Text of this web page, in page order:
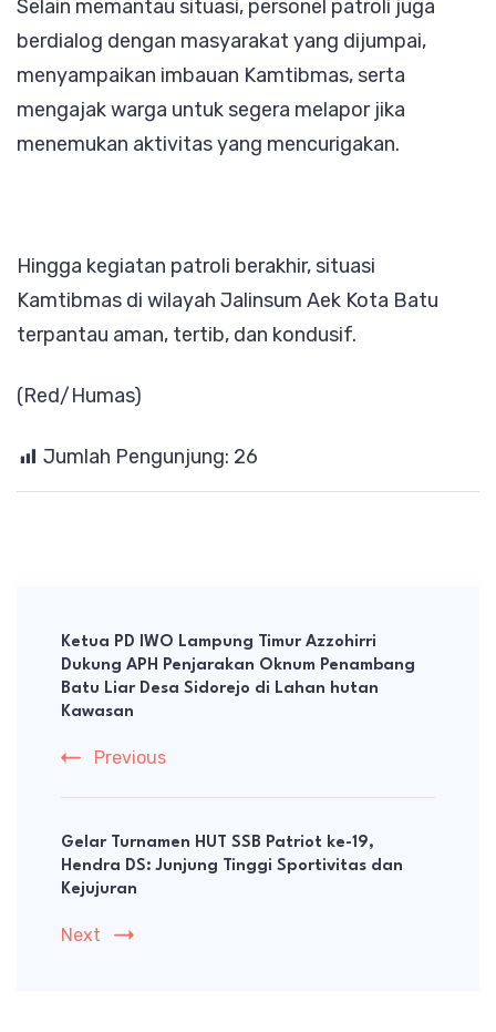
Selain memantau situasi, personel patroli juga
berdialog dengan masyarakat yang dijumpai,
menyampaikan imbauan Kamtibmas, serta
mengajak warga untuk segera melapor jika
menemukan aktivitas yang mencurigakan.
Hingga kegiatan patroli berakhir, situasi
Kamtibmas di wilayah Jalinsum Aek Kota Batu
terpantau aman, tertib, dan kondusif.
(Red/Humas)
Jumlah Pengunjung: 26
Navigation
Ketua PD IWO Lampung Timur Azzohirri
Dukung APH Penjarakan Oknum Penambang
Batu Liar Desa Sidorejo di Lahan hutan
Kawasan
Previous
Gelar Turnamen HUT SSB Patriot ke-19,
Hendra DS: Junjung Tinggi Sportivitas dan
Kejujuran
Next